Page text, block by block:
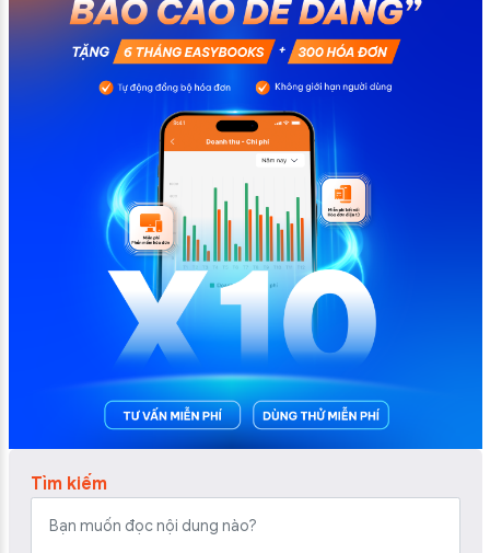
Tìm kiếm